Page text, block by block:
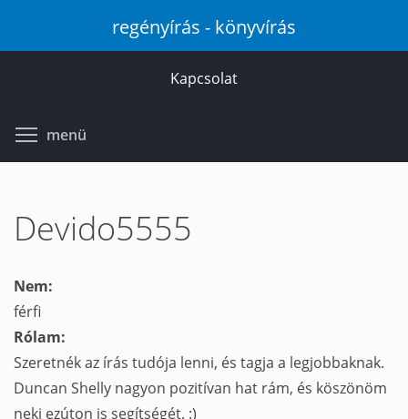
regényírás - könyvírás
Kapcsolat
menü
Devido5555
Nem:
férfi
Rólam:
Szeretnék az írás tudója lenni, és tagja a legjobbaknak.
Duncan Shelly nagyon pozitívan hat rám, és köszönöm
neki ezúton is segítségét. :)